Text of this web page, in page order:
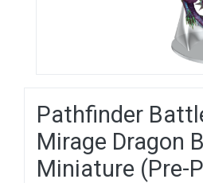
Pathfinder
Mirage Dragon
Miniature (Pre-